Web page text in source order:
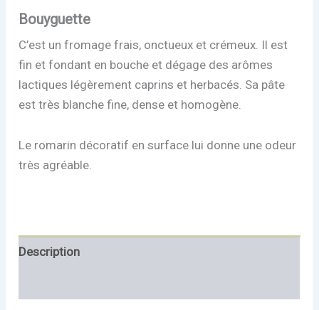
Bouyguette
C’est un fromage frais, onctueux et crémeux. Il est
fin et fondant en bouche et dégage des arômes
lactiques légèrement caprins et herbacés. Sa pâte
est très blanche fine, dense et homogène.
Le romarin décoratif en surface lui donne une odeur
très agréable.
Description